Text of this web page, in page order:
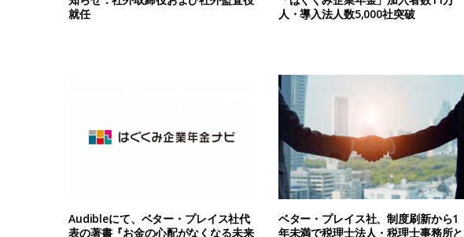
就任
人・導入法人数5,000社突破
Audibleにて、ベター・プレイス社代
表の著書『お金の心配がなくなる未来
ベター・プレイス社、制度刷新から1
年未満で税理士法人・税理士事務所と